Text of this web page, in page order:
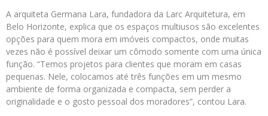
A arquiteta Germana Lara, fundadora da Larc Arquitetura, em
Belo Horizonte, explica que os espaços multiusos são excelentes
opções para quem mora em imóveis compactos, onde muitas
vezes não é possível deixar um cômodo somente com uma única
função. “Temos projetos para clientes que moram em casas
pequenas. Nele, colocamos até três funções em um mesmo
ambiente de forma organizada e compacta, sem perder a
originalidade e o gosto pessoal dos moradores”, contou Lara.